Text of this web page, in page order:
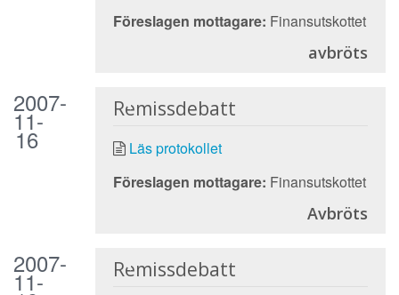
Föreslagen mottagare: Finansutskottet
avbröts
2007-
11-
16
Remissdebatt
Läs protokollet
Föreslagen mottagare: Finansutskottet
Avbröts
2007-
11- Remissdebatt